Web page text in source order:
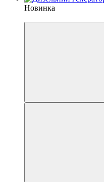
Новинка